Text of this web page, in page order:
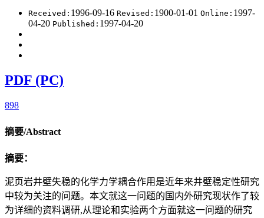
Received: 1996-09-16 Revised: 1900-01-01 Online: 1997-
04-20 Published: 1997-04-20
PDF (PC)
898
摘要/Abstract
摘要：
泥页岩井壁失稳的化学力学耦合作用是近年来井壁稳定性研究
中较为关注的问题。本文就这一问题的国内外研究现状作了较
为详细的资料调研,从理论和实验两个方面就这一问题的研究